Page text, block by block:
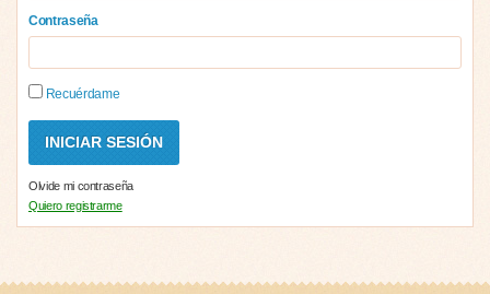
Contraseña
Recuérdame
Olvide mi contraseña
Quiero registrarme